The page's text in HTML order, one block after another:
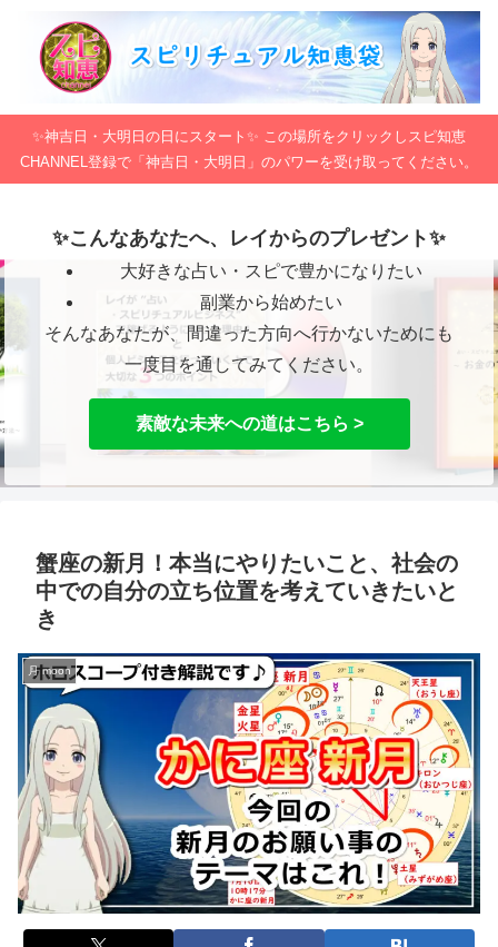
✨神吉日・大明日の日にスタート✨ この場所をクリックしスピ知恵
CHANNEL登録で「神吉日・大明日」のパワーを受け取ってください。
✨こんなあなたへ、レイからのプレゼント✨
大好きな占い・スピで豊かになりたい
副業から始めたい
そんなあなたが、間違った方向へ行かないためにも
一度目を通してみてください。
素敵な未来への道はこちら >
蟹座の新月！本当にやりたいこと、社会の
中での自分の立ち位置を考えていきたいと
き
月 moon